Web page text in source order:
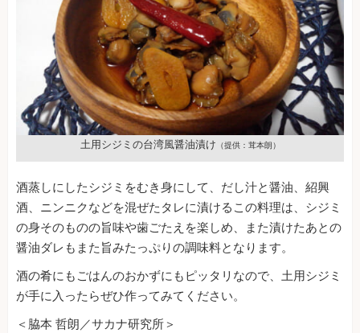
土用シジミの台湾風醤油漬け （提供：茸本朗）
酒蒸しにしたシジミをむき身にして、だし汁と醤油、紹興
酒、ニンニクなどを混ぜたタレに漬けるこの料理は、シジミ
の身そのものの旨味や歯ごたえを楽しめ、また漬けたあとの
醤油ダレもまた旨みたっぷりの調味料となります。
酒の肴にもごはんのおかずにもピッタリなので、土用シジミ
が手に入ったらぜひ作ってみてください。
＜脇本 哲朗／サカナ研究所＞